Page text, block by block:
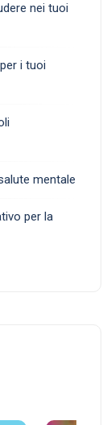
nei tuoi
i tuoi
mentale
per la